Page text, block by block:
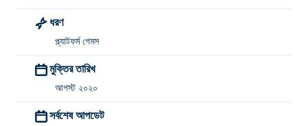
ধরণ
প্ল্যাটফর্ম গেমস
মুক্তির তারিখ
আগস্ট ২০২০
সর্বশেষ আপডেট